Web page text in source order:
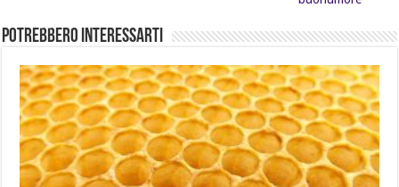
Potrebbero Interessarti